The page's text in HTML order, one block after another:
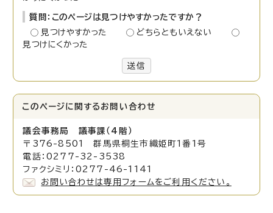
質問：このページは見つけやすかったですか？
見つけやすかった
どちらともいえない
見つけにくかった
送信
このページに関する お問い合わせ
議会事務局 議事課（4階）
〒376-8501 群馬県桐生市織姫町1番1号
電話：0277-32-3538
ファクシミリ：0277-46-1141
お問い合わせは専用フォームをご利用ください。